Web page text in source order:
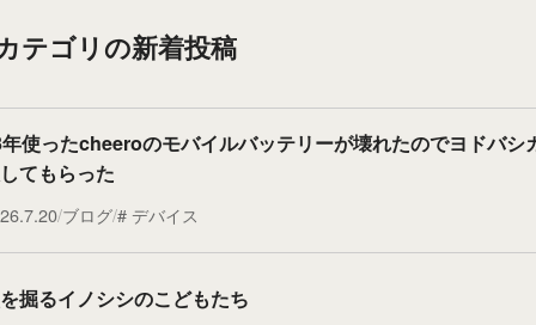
テゴリの新着投稿
使ったcheeroのモバイルバッテリーが壊れたのでヨドバシ
てもらった
ブログ デバイス
掘るイノシシのこどもたち